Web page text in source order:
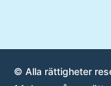
© Alla rättigheter